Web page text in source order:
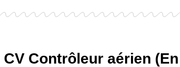
CV Contrôleur aérien